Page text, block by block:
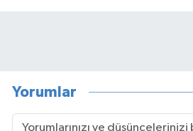
Yorumlar